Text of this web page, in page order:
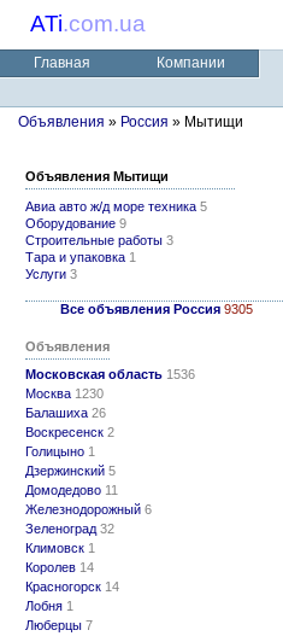
ATi.com.ua
Главная Компании
Объявления » Россия » Мытищи
Объявления Мытищи
Авиа авто ж/д море техника 5
Оборудование 9
Строительные работы 3
Тара и упаковка 1
Услуги 3
Все объявления Россия 9305
Объявления
Московская область 1536
Москва 1230
Балашиха 26
Воскресенск 2
Голицыно 1
Дзержинский 5
Домодедово 11
Железнодорожный 6
Зеленоград 32
Климовск 1
Королев 14
Красногорск 14
Лобня 1
Люберцы 7